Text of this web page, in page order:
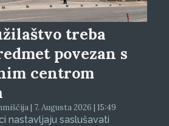
treba
povezan s
centrom
| 7. Augusta 2026 | 15:49
nastavljaju saslušavati